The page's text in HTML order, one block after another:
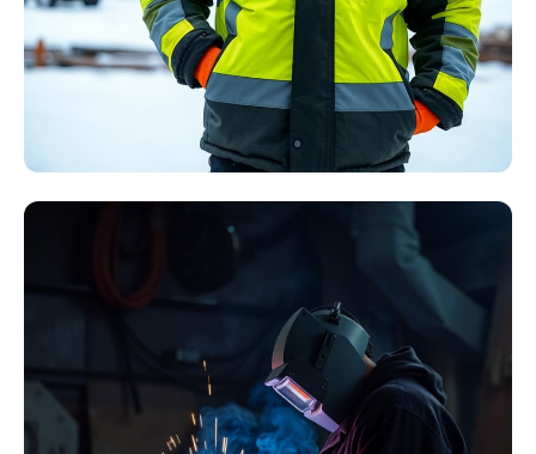
Winter Arbeitskleidung
Essentials